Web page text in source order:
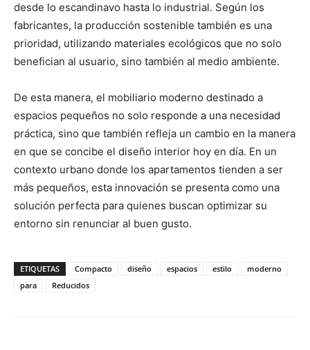
desde lo escandinavo hasta lo industrial. Según los
fabricantes, la producción sostenible también es una
prioridad, utilizando materiales ecológicos que no solo
benefician al usuario, sino también al medio ambiente.
De esta manera, el mobiliario moderno destinado a
espacios pequeños no solo responde a una necesidad
práctica, sino que también refleja un cambio en la manera
en que se concibe el diseño interior hoy en día. En un
contexto urbano donde los apartamentos tienden a ser
más pequeños, esta innovación se presenta como una
solución perfecta para quienes buscan optimizar su
entorno sin renunciar al buen gusto.
ETIQUETAS Compacto diseño espacios estilo
moderno
para
Reducidos